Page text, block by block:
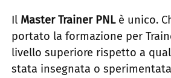
Il Master Trainer PNLè unico.
portato la formazione per
livello superiore rispetto a
stata insegnata o